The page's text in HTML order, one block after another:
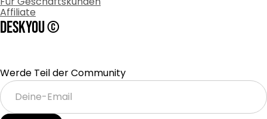
Affiliate
DESKYOU ©
Werde Teil der Community
Deine-
Email